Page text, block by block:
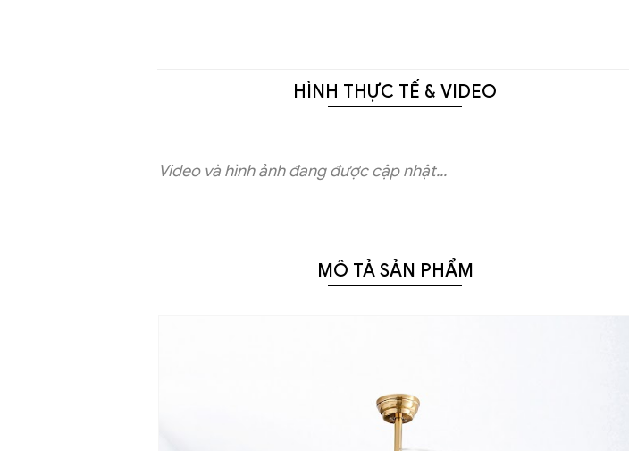
HÌNH THỰC TẾ & VIDEO
Video và hình ảnh đang được cập nhật...
MÔ TẢ SẢN PHẨM